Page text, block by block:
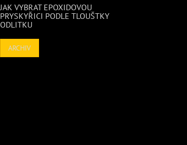
JAK VYBRAT EPOXIDOVOU
PRYSKYŘICI PODLE TLOUŠTKY
ODLITKU
ARCHIV